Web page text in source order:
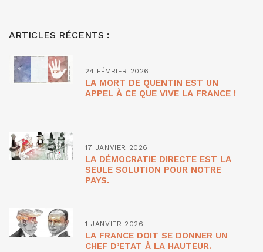
ARTICLES RÉCENTS :
24 FÉVRIER 2026
LA MORT DE QUENTIN EST UN
APPEL À CE QUE VIVE LA FRANCE !
17 JANVIER 2026
LA DÉMOCRATIE DIRECTE EST LA
SEULE SOLUTION POUR NOTRE
PAYS.
1 JANVIER 2026
LA FRANCE DOIT SE DONNER UN
CHEF D’ETAT À LA HAUTEUR.